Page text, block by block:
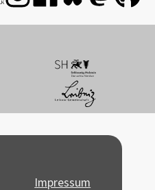
Impressum